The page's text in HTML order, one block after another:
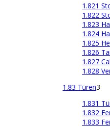
1.821
1.822
1.823
1.824
1.825
1.826
1.827
1.828
1.83 Türen3
1.831
1.832
1.833